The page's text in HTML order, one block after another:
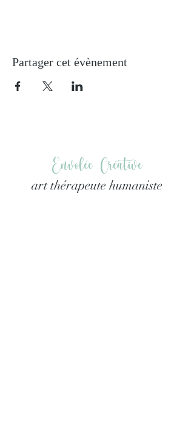
Partager cet évènement
Envolée Créative
art thérapeute humaniste